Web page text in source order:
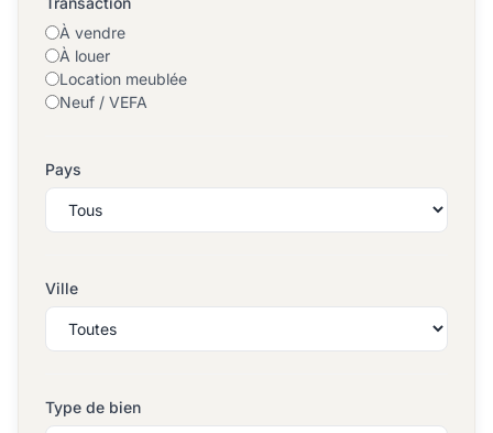
À vendre
À louer
Location meublée
Neuf / VEFA
Pays
Ville
Type de bien